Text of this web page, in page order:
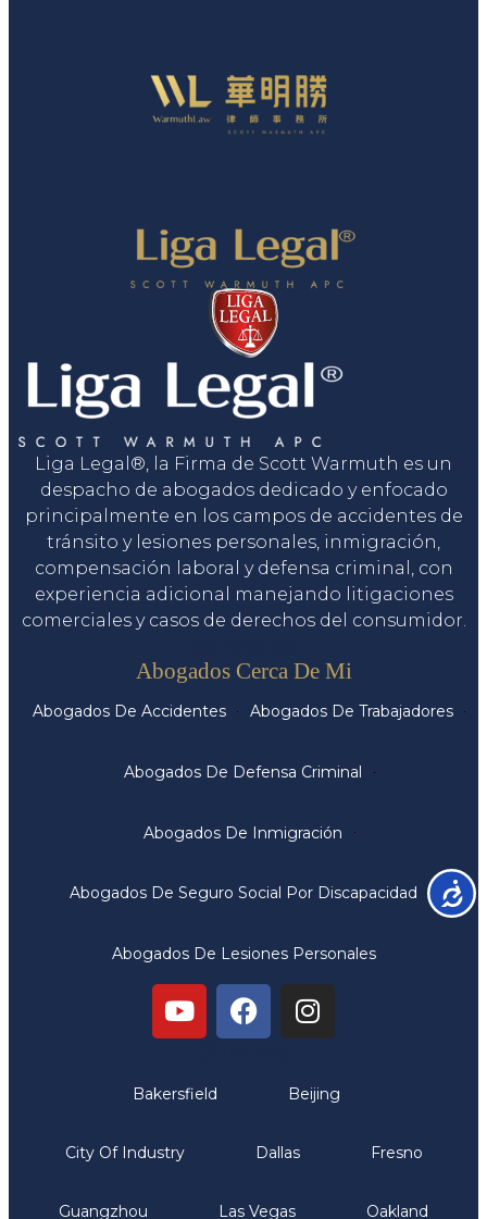
Liga Legal®, la Firma de Scott Warmuth es un
despacho de abogados dedicado y enfocado
principalmente en los campos de accidentes de
tránsito y lesiones personales, inmigración,
compensación laboral y defensa criminal, con
experiencia adicional manejando litigaciones
comerciales y casos de derechos del consumidor.
Abogados Cerca De Mi
Abogados De Accidentes Abogados De Trabajadores
Abogados De Defensa Criminal
Abogados De Inmigración
Abogados De Seguro Social Por Discapacidad
Abogados De Lesiones Personales
Bakersfield Beijing
City Of Industry Dallas Fresno
Guangzhou Las Vegas Oakland